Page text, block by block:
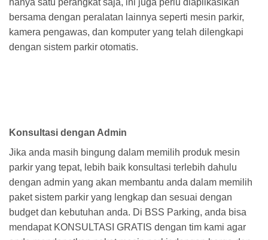
hanya satu perangkat saja, ini juga perlu diaplikasikan
bersama dengan peralatan lainnya seperti mesin parkir,
kamera pengawas, dan komputer yang telah dilengkapi
dengan sistem parkir otomatis.
Konsultasi dengan Admin
Jika anda masih bingung dalam memilih produk mesin
parkir yang tepat, lebih baik konsultasi terlebih dahulu
dengan admin yang akan membantu anda dalam memilih
paket sistem parkir yang lengkap dan sesuai dengan
budget dan kebutuhan anda. Di BSS Parking, anda bisa
mendapat KONSULTASI GRATIS dengan tim kami agar